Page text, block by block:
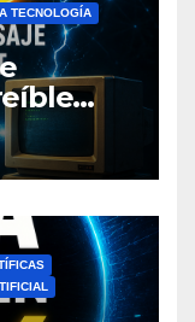
TECNOLOGÍA
que